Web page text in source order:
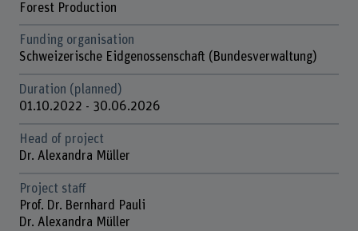
Forest Production
Funding organisation
Schweizerische Eidgenossenschaft (Bundesverwaltung)
Duration (planned)
01.10.2022 - 30.06.2026
Head of project
Dr. Alexandra Müller
Project staff
Prof. Dr. Bernhard Pauli
Dr. Alexandra Müller